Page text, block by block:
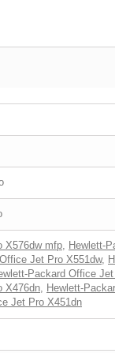
X576dw mfp, Hewlett-
Jet Pro X551dw,
Packard Office
X476dn, Hewlett-
Jet Pro X451dn